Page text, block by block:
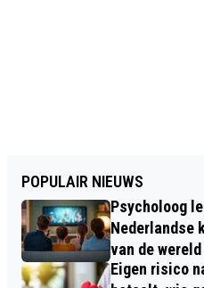
POPULAIR NIEUWS
Psycholoog
Nederlandse
van de
Eigen risico